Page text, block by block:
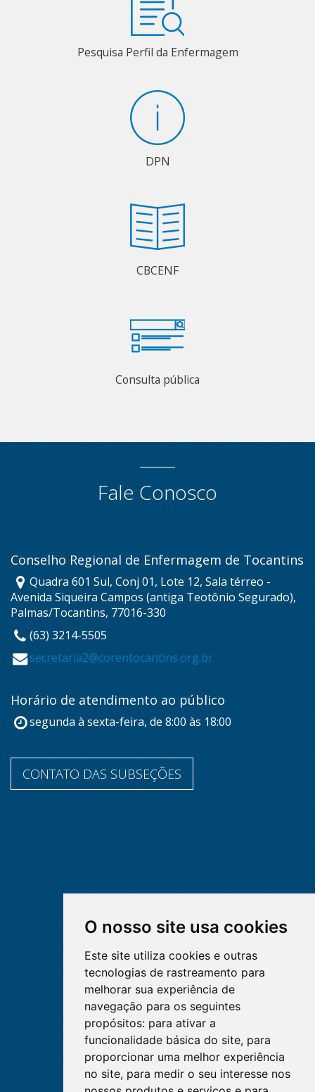
O nosso site usa cookies
Este site utiliza cookies e outras
tecnologias de rastreamento para
melhorar sua experiência de
navegação para os seguintes
propósitos: para ativar a
funcionalidade básica do site, para
proporcionar uma melhor experiência
no site, para medir o seu interesse nos
Pesquisa Perfil da Enfermagem
DPN
CBCENF
Consulta pública
Fale Conosco
Conselho Regional de Enfermagem de Tocantins
Quadra 601 Sul, Conj 01, Lote 12, Sala térreo -
Avenida Siqueira Campos (antiga Teotônio Segurado),
Palmas/Tocantins, 77016-330
(63) 3214-5505
secretaria2@corentocantins.org.br
Horário de atendimento ao público
segunda à sexta-feira, de 8:00 às 18:00
CONTATO DAS SUBSEÇÕES